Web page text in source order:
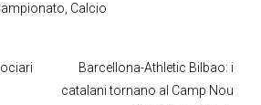
, Calcio
Barcellona-Athletic Bilbao: i
catalani tornano al Camp Nou